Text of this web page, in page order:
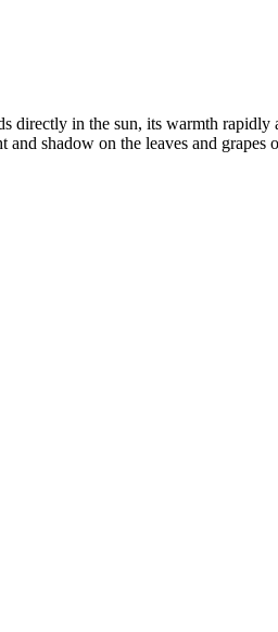
directly in the sun, its warmth
shadow on the leaves and